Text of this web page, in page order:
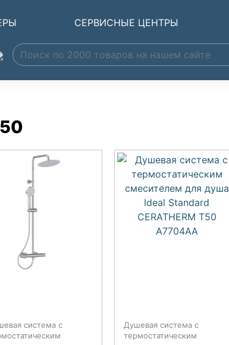
СЕРВИСНЫЕ ЦЕНТРЫ
система с
Душевая система с
термостатическим